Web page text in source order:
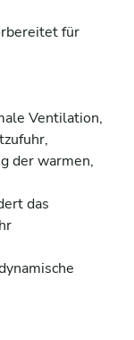
für
Ventilation,
der warmen,
das